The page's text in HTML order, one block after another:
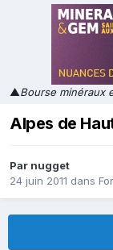
▲Bourse minéraux
Alpes de
Par nugget
24 juin 2011 dans